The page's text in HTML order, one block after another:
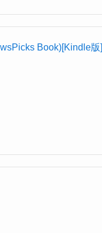
Book)[Kindle版]